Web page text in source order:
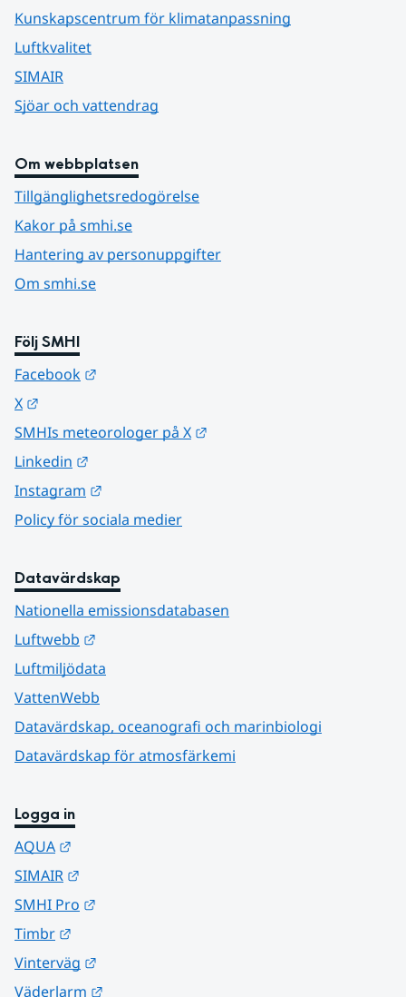
Kunskapscentrum för klimatanpassning
Luftkvalitet
SIMAIR
Sjöar och vattendrag
Om webbplatsen
Tillgänglighetsredogörelse
Kakor på smhi.se
Hantering av personuppgifter
Om smhi.se
Följ SMHI
Facebook
X
SMHIs meteorologer på X
Linkedin
Instagram
Policy för sociala medier
Datavärdskap
Nationella emissionsdatabasen
Luftwebb
Luftmiljödata
VattenWebb
Datavärdskap, oceanografi och marinbiologi
Datavärdskap för atmosfärkemi
Logga in
AQUA
SIMAIR
SMHI Pro
Timbr
Vinterväg
Väderlarm